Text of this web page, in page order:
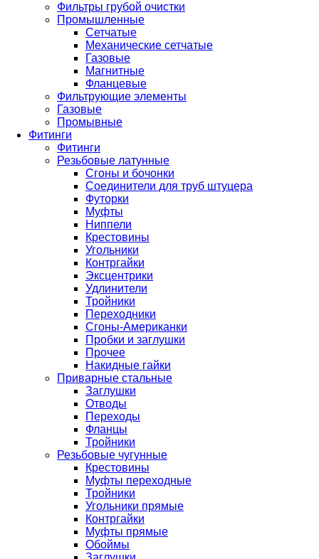
Фильтры грубой очистки
Промышленные
Сетчатые
Механические сетчатые
Газовые
Магнитные
Фланцевые
Фильтрующие элементы
Газовые
Промывные
Фитинги
Фитинги
Резьбовые латунные
Сгоны и бочонки
Соединители для труб штуцера
Футорки
Муфты
Ниппели
Крестовины
Угольники
Контргайки
Эксцентрики
Удлинители
Тройники
Переходники
Сгоны-Американки
Пробки и заглушки
Прочее
Накидные гайки
Приварные стальные
Заглушки
Отводы
Переходы
Фланцы
Тройники
Резьбовые чугунные
Крестовины
Муфты переходные
Тройники
Угольники прямые
Контргайки
Муфты прямые
Обоймы